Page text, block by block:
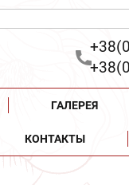
ГАЛЕРЕЯ
КОНТАКТЫ